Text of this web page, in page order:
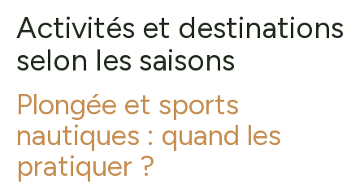
Activités et destinations
selon les saisons
Plongée et sports
nautiques : quand les
pratiquer ?